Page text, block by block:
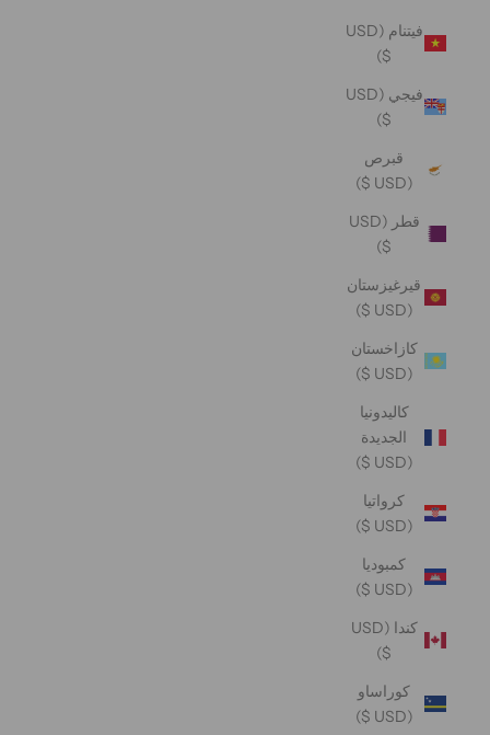
فيتنام (USD
$)
فيجي (USD
$)
قبرص
(USD $)
قطر (USD
$)
قيرغيزستان
(USD $)
كازاخستان
(USD $)
كاليدونيا
الجديدة
(USD $)
كرواتيا
(USD $)
كمبوديا
(USD $)
كندا (USD
$)
كوراساو
(USD $)